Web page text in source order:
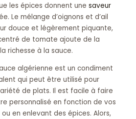
les épices donnent une saveur
Le mélange d’oignons et d’ail
douce et légèrement piquante,
de tomate ajoute de la
richesse à la sauce.
algérienne est un condiment
qui peut être utilisé pour
de plats. Il est facile à faire
personnalisé en fonction de vos
en enlevant des épices. Alors,